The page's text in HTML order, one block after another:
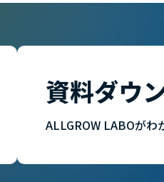
資料ダウ
ALLGROW LABOがわ